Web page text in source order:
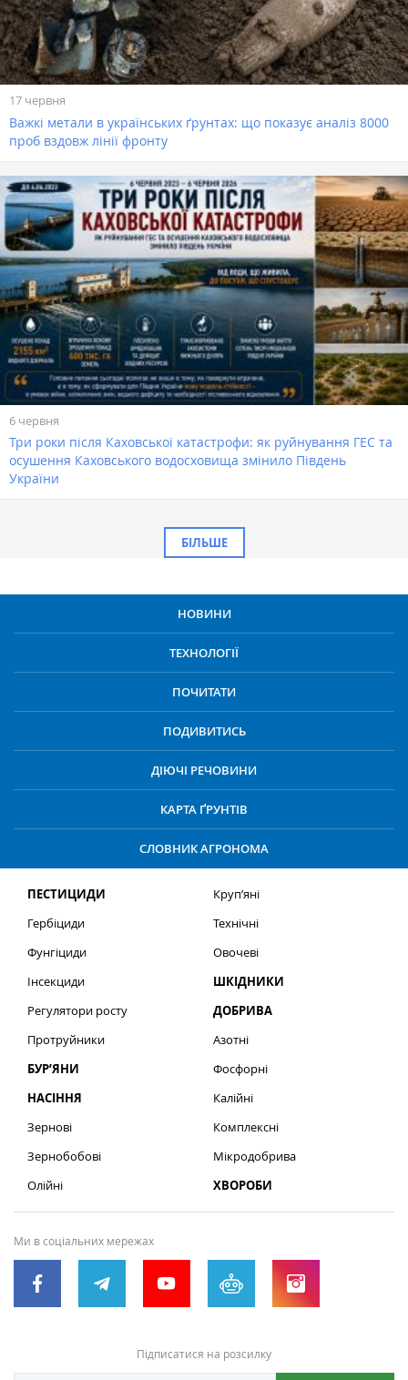
17 червня
Важкі метали в українських ґрунтах: що показує аналіз 8000
проб вздовж лінії фронту
6 червня
Три роки після Каховської катастрофи: як руйнування ГЕС та
осушення Каховського водосховища змінило Південь
України
БІЛЬШЕ
НОВИНИ
ТЕХНОЛОГІЇ
ПОЧИТАТИ
ПОДИВИТИСЬ
ДІЮЧІ РЕЧОВИНИ
КАРТА ҐРУНТІВ
СЛОВНИК АГРОНОМА
ПЕСТИЦИДИ
Гербіциди
Фунгіциди
Інсекциди
Регулятори росту
Протруйники
БУР’ЯНИ
НАСІННЯ
Зернові
Зернобобові
Олійні
Круп’яні
Технічні
Овочеві
ШКІДНИКИ
ДОБРИВА
Азотні
Фосфорні
Калійні
Комплексні
Мікродобрива
ХВОРОБИ
Ми в соціальних мережах
Підписатися на розсилку